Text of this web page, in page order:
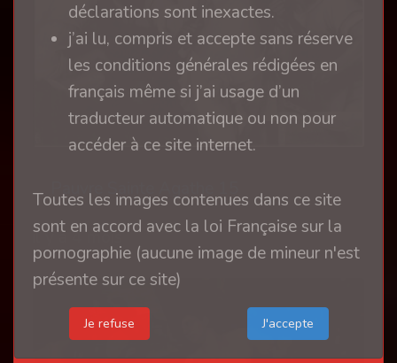
Pauvre Sainte Agathe 15
il y a 4 mois
déclarations sont inexactes.
j’ai lu, compris et accepte sans réserve
les conditions générales rédigées en
français même si j’ai usage d’un
traducteur automatique ou non pour
accéder à ce site internet.
Toutes les images contenues dans ce site
sont en accord avec la loi Française sur la
pornographie (aucune image de mineur n'est
présente sur ce site)
Je refuse